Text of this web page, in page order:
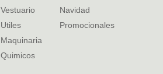
Vestuario
Utiles
Maquinaria
Quimicos
Navidad
Promocionales